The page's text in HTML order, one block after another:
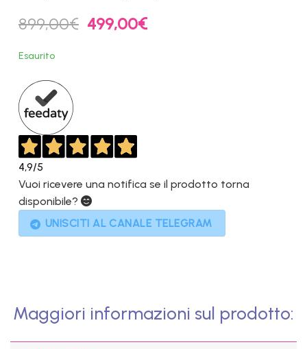
899,00€ Il
prezzo
499,00€Il
Esaurito
4,9/5
Vuoi ricevere una notifica se il prodotto torna
disponibile?
UNISCITI AL CANALE TELEGRAM
Maggiori informazioni sul prodotto: